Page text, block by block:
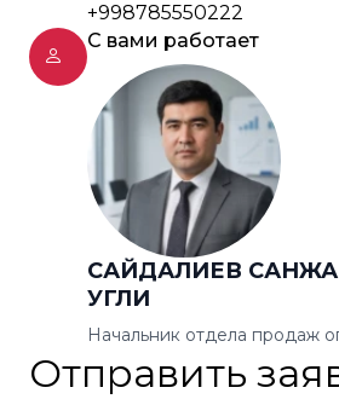
+998785550222
С вами работает
САЙДАЛИЕВ
УГЛИ
Начальник отдела продаж
Отправить